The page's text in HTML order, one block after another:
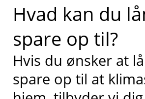
Hvad kan du
spare op til?
Hvis du ønsker at
spare op til at